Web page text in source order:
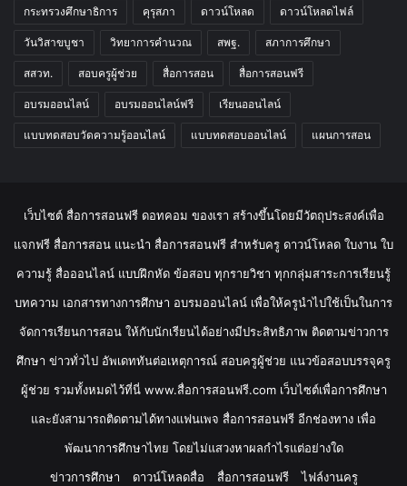
กระทรวงศึกษาธิการ คุรุสภา ดาวน์โหลด ดาวน์โหลดไฟล์
วันวิสาขบูชา วิทยาการคำนวณ สพฐ. สภาการศึกษา
สสวท. สอบครูผู้ช่วย สื่อการสอน สื่อการสอนฟรี
อบรมออนไลน์ อบรมออนไลน์ฟรี เรียนออนไลน์
แบบทดสอบวัดความรู้ออนไลน์ แบบทดสอบออนไลน์ แผนการสอน
เว็บไซต์ สื่อการสอนฟรี ดอทคอม ของเรา สร้างขึ้นโดยมีวัตถุประสงค์เพื่อ
แจกฟรี สื่อการสอน แนะนำ สื่อการสอนฟรี สำหรับครู ดาวน์โหลด ใบงาน ใบ
ความรู้ สื่อออนไลน์ แบบฝึกหัด ข้อสอบ ทุกรายวิชา ทุกกลุ่มสาระการเรียนรู้
บทความ เอกสารทางการศึกษา อบรมออนไลน์ เพื่อให้ครูนำไปใช้เป็นในการ
จัดการเรียนการสอน ให้กับนักเรียนได้อย่างมีประสิทธิภาพ ติดตามข่าวการ
ศึกษา ข่าวทั่วไป อัพเดททันต่อเหตุการณ์ สอบครูผู้ช่วย แนวข้อสอบบรรจุครู
ผู้ช่วย รวมทั้งหมดไว้ที่นี่ www.สื่อการสอนฟรี.com เว็บไซต์เพื่อการศึกษา
และยังสามารถติดตามได้ทางแฟนเพจ สื่อการสอนฟรี อีกช่องทาง เพื่อ
พัฒนาการศึกษาไทย โดยไม่แสวงหาผลกำไรแต่อย่างใด
ข่าวการศึกษา
ดาวน์โหลดสื่อ สื่อการสอนฟรี ไฟล์งานครู